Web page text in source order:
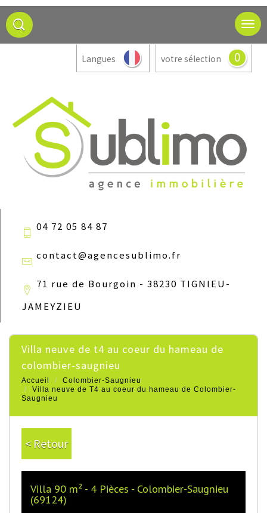
votre sélection 0
Langues
04 72 05 84 87
contact@agencesublimo.fr
71 rue de Bourgoin - 38230 TIGNIEU-
JAMEYZIEU
villa neuve de t4 au coeur du hameau de
colombier-saugnieu
Accueil
Colombier-Saugnieu
Villa neuve de T4 au coeur du hameau de Colombier-
Saugnieu
< Retour
Villa 90 m² - 4 Pièces - Colombier-Saugnieu
(69124)